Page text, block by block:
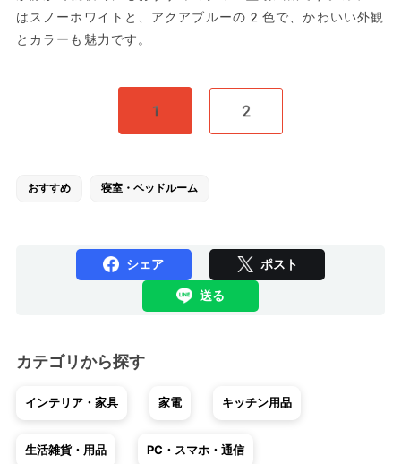
はスノーホワイトと、アクアブルーの2色で、かわいい外観
とカラーも魅力です。
1 2
おすすめ 寝室・ベッドルーム
シェア ポスト
送る
カテゴリから探す
インテリア・家具 家電 キッチン用品
生活雑貨・用品 PC・スマホ・通信